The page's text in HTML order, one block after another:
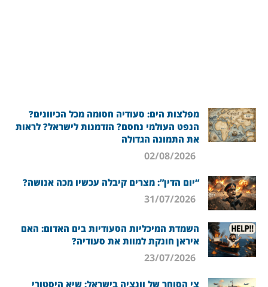
מפלצות הים: סעודיה חסומה מכל הכיוונים?
הנפט העולמי נחסם? הזדמנות לישראל? לראות
את התמונה הגדולה
“יום הדין”: מצרים קיבלה עכשיו מכה אנושה?
השמדת המיכליות הסעודיות בים האדום: האם
איראן חונקת למוות את סעודיה?
צי הסוחר של וונציה בישראל: שיא היסטורי